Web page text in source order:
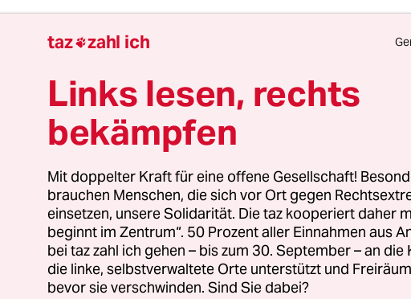
Verheißung und Versprechen: Jetzt kommt die
mit dieser Zeit machen, was man will. Auch
Sonntag.
taz zahl ich
Links lesen, rechts
bekämpfen
Mit doppelter Kraft für eine offene Gesellschaft!
brauchen Menschen, die sich vor Ort gegen
einsetzen, unsere Solidarität. Die taz kooperiert daher
beginnt im Zentrum“. 50 Prozent aller Einnahmen aus
bei taz zahl ich gehen – bis zum 30. September – an die
die linke, selbstverwaltete Orte unterstützt und
bevor sie verschwinden. Sind Sie dabei?